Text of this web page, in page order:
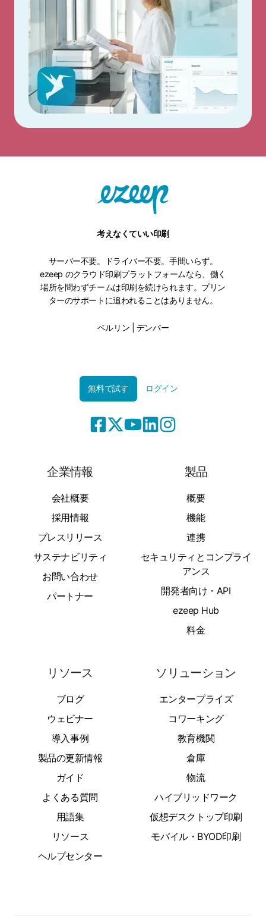
考えなくていい印刷
サーバー不要。ドライバー不要。手間いらず。
ezeep のクラウド印刷プラットフォームなら、働く
場所を問わずチームは印刷を続けられます。プリン
ターのサポートに追われることはありません。
ベルリン | デンバー
無料で試す ログイン
企業情報
会社概要
採用情報
プレスリリース
サステナビリティ
お問い合わせ
パートナー
製品
概要
機能
連携
セキュリティとコンプライ
アンス
開発者向け・API
ezeep Hub
料金
リソース
ブログ
ウェビナー
導入事例
製品の更新情報
ガイド
よくある質問
用語集
リソース
ヘルプセンター
ソリューション
エンタープライズ
コワーキング
教育機関
倉庫
物流
ハイブリッドワーク
仮想デスクトップ印刷
モバイル・BYOD印刷